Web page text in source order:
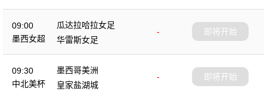
09:00
墨西女超
瓜达拉哈拉女足
-
华雷斯女足
即将开始
09:30
中北美杯
墨西哥美洲
-
皇家盐湖城
即将开始